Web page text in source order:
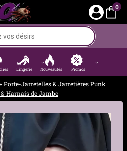
0
Lingerie Nouveautés Promos
» Porte-Jarretelles & Jarretières Punk
Harnais de Jambe